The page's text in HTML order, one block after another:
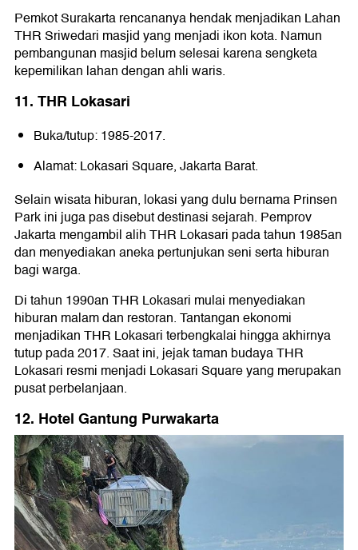
Pemkot Surakarta rencananya hendak menjadikan Lahan
THR Sriwedari masjid yang menjadi ikon kota. Namun
pembangunan masjid belum selesai karena sengketa
kepemilikan lahan dengan ahli waris.
11. THR Lokasari
Buka/tutup: 1985-2017.
Alamat: Lokasari Square, Jakarta Barat.
Selain wisata hiburan, lokasi yang dulu bernama Prinsen
Park ini juga pas disebut destinasi sejarah. Pemprov
Jakarta mengambil alih THR Lokasari pada tahun 1985an
dan menyediakan aneka pertunjukan seni serta hiburan
bagi warga.
Di tahun 1990an THR Lokasari mulai menyediakan
hiburan malam dan restoran. Tantangan ekonomi
menjadikan THR Lokasari terbengkalai hingga akhirnya
tutup pada 2017. Saat ini, jejak taman budaya THR
Lokasari resmi menjadi Lokasari Square yang merupakan
pusat perbelanjaan.
12. Hotel Gantung Purwakarta